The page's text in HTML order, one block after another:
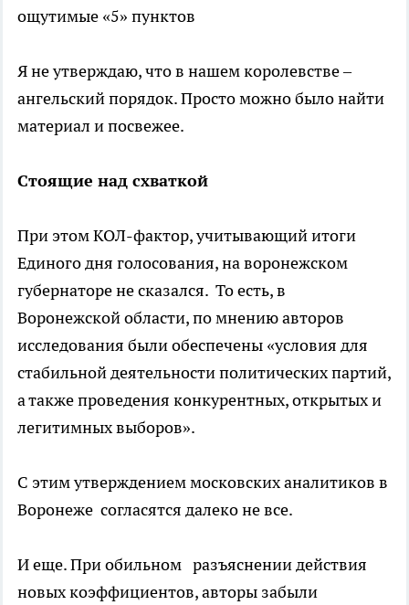
ощутимые «5» пунктов
Я не утверждаю, что в нашем королевстве –
ангельский порядок. Просто можно было найти
материал и посвежее.
Стоящие над схваткой
При этом КОЛ-фактор, учитывающий итоги
Единого дня голосования, на воронежском
губернаторе не сказался. То есть, в
Воронежской области, по мнению авторов
исследования были обеспечены «условия для
стабильной деятельности политических партий,
а также проведения конкурентных, открытых и
легитимных выборов».
С этим утверждением московских аналитиков в
Воронеже согласятся далеко не все.
И еще. При обильном разъяснении действия
новых коэффициентов, авторы забыли